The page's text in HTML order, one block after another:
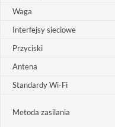
Waga
Interfejsy sieciowe
Przyciski
Antena
Standardy Wi-Fi
Metoda zasilania